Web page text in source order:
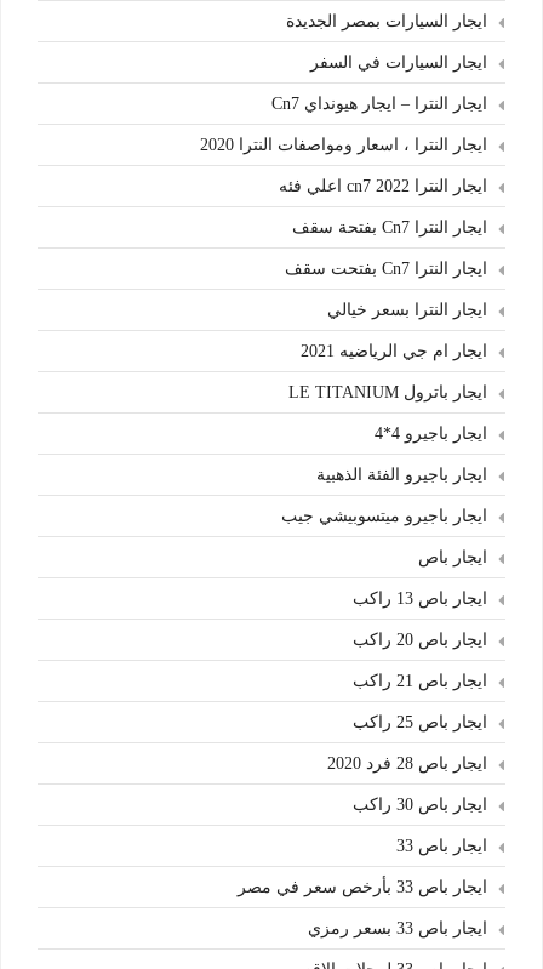
ايجار السيارات بمصر الجديدة
ايجار السيارات في السفر
ايجار النترا – ايجار هيونداي Cn7
ايجار النترا ، اسعار ومواصفات النترا 2020
ايجار النترا cn7 2022 اعلي فئه
ايجار النترا Cn7 بفتحة سقف
ايجار النترا Cn7 بفتحت سقف
ايجار النترا بسعر خيالي
ايجار ام جي الرياضيه 2021
ايجار باترول LE TITANIUM
ايجار باجيرو 4*4
ايجار باجيرو الفئة الذهبية
ايجار باجيرو ميتسوبيشي جيب
ايجار باص
ايجار باص 13 راكب
ايجار باص 20 راكب
ايجار باص 21 راكب
ايجار باص 25 راكب
ايجار باص 28 فرد 2020
ايجار باص 30 راكب
ايجار باص 33
ايجار باص 33 بأرخص سعر في مصر
ايجار باص 33 بسعر رمزي